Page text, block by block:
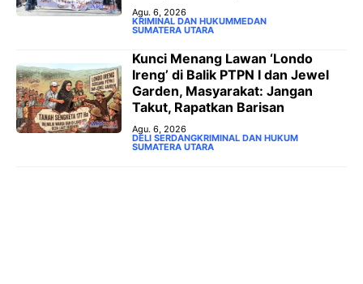
Agu. 6, 2026
KRIMINAL DAN HUKUMMEDAN
SUMATERA UTARA
‎Kunci Menang Lawan ‘Londo
Ireng’ di Balik PTPN I dan Jewel
Garden, Masyarakat: Jangan
Takut, Rapatkan Barisan
Agu. 6, 2026
DELI SERDANGKRIMINAL DAN HUKUM
SUMATERA UTARA